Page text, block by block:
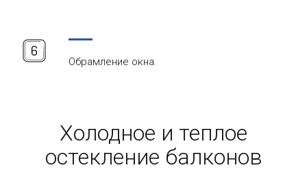
Обрамление окна.
Холодное и теплое
остекление балконов